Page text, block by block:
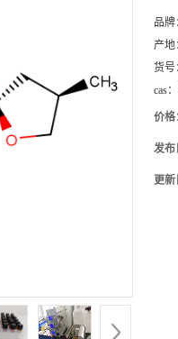
品牌
产地
货号
cas：
价格
发布
更新